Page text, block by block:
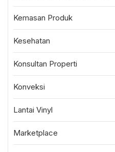
Kemasan Produk
Kesehatan
Konsultan Properti
Konveksi
Lantai Vinyl
Marketplace